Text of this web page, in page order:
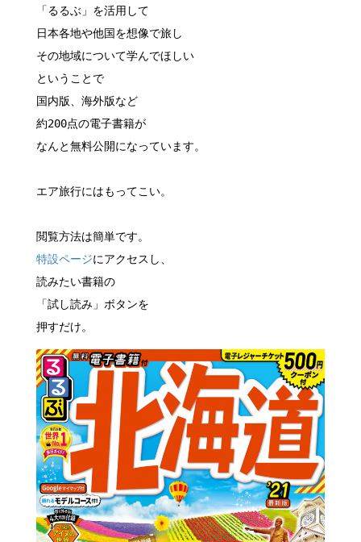
「るるぶ」を活用して
日本各地や他国を想像で旅し
その地域について学んでほしい
ということで
国内版、海外版など
約200点の電子書籍が
なんと無料公開になっています。
エア旅行にはもってこい。
閲覧方法は簡単です。
特設ページにアクセスし、
読みたい書籍の
「試し読み」ボタンを
押すだけ。